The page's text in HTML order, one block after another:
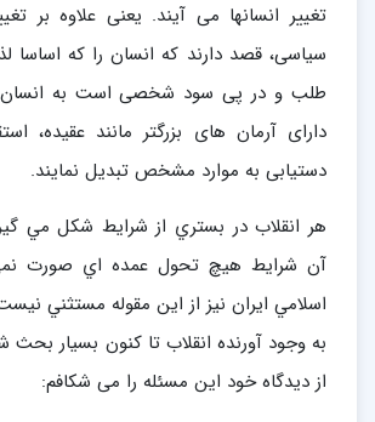
تغییر انسانها می آیند. یعنی علاوه بر
سیاسی، قصد دارند که انسان را که
طلب و در پی سود شخصی است به انسان
دارای آرمان های بزرگتر مانند عقیده،
دستیابی به موارد مشخص تبدیل نمایند.
هر انقلاب در بستري از شرايط شكل مي
آن شرايط هيچ تحول عمده اي صورت نمي
اسلامي ايران نيز از اين مقوله مستثني
به وجود آورنده انقلاب تا کنون بسیار
از دیدگاه خود این مسئله را می شکافم: